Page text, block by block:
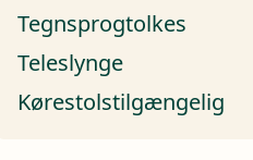
Tegnsprogtolkes
Teleslynge
Kørestolstilgængelig